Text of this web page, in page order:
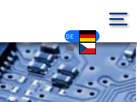
DE
EN
FR
ES
PL
IT
NL
HU
CS